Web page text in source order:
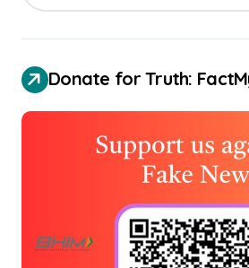
Donate for Truth: